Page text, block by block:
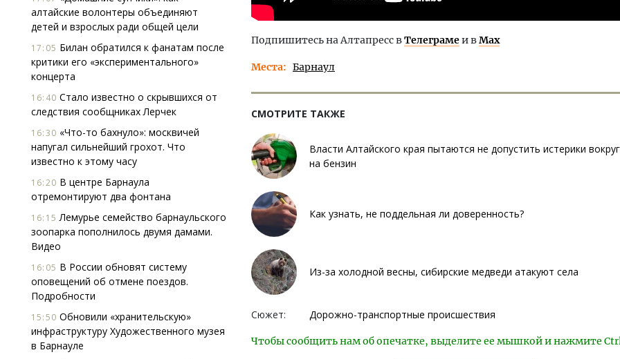
алтайские волонтеры объединяют
детей и взрослых ради общей цели
17:05 Билан обратился к фанатам после
критики его «экспериментального»
концерта
16:40 Стало известно о скрывшихся от
следствия сообщниках Лерчек
16:30 «Что-то бахнуло»: москвичей
напугал сильнейший грохот. Что
известно к этому часу
16:20 В центре Барнаула
отремонтируют два фонтана
16:15 Лемурье семейство барнаульского
зоопарка пополнилось двумя дамами.
Видео
16:05 В России обновят систему
оповещений об отмене поездов.
Подробности
15:50 Обновили «хранительскую»
инфраструктуру Художественного музея
в Барнауле
Подпишитесь на Алтапресс вТелеграмеи вMax
Места Барнаул
СМОТРИТЕ ТАКЖЕ
Власти Алтайского края пытаются не допустить истерики
на бензин
Как узнать, не поддельная ли доверенность?
Из-за холодной весны, сибирские медведи атакуют села
Сюжет: Дорожно-транспортные происшествия
Чтобы сообщить нам об опечатке, выделите ее мышкой и нажмите